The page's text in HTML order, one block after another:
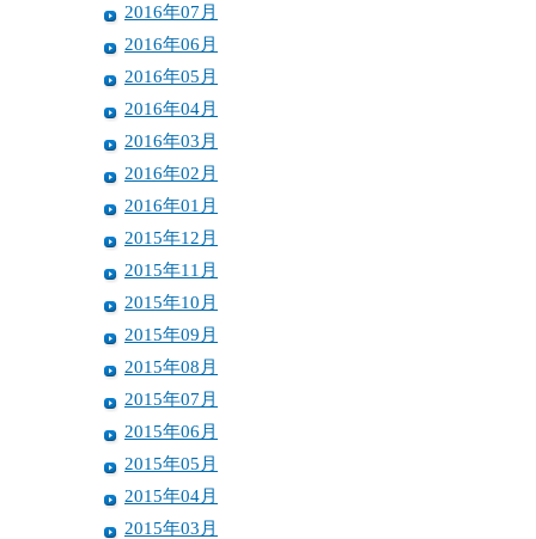
2016年07月
2016年06月
2016年05月
2016年04月
2016年03月
2016年02月
2016年01月
2015年12月
2015年11月
2015年10月
2015年09月
2015年08月
2015年07月
2015年06月
2015年05月
2015年04月
2015年03月